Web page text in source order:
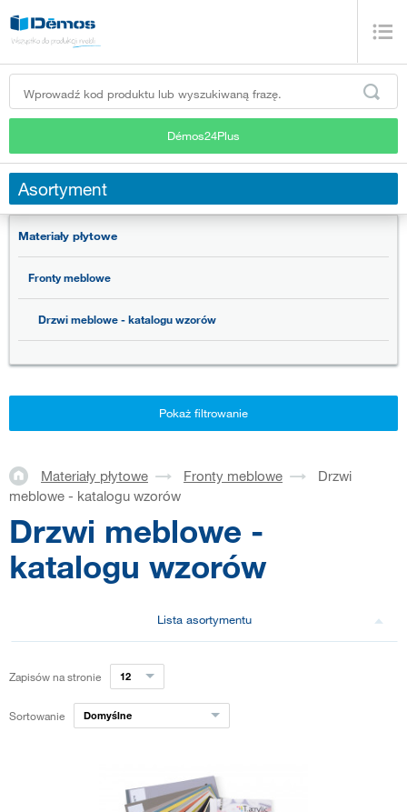
Démos24Plus
Asortyment
Materiały płytowe
Fronty meblowe
Drzwi meblowe - katalogu wzorów
Pokaż filtrowanie
Materiały płytowe Fronty meblowe
Drzwi
meblowe - katalogu wzorów
Drzwi meblowe -
katalogu wzorów
Lista asortymentu
Zapisów na stronie 12
Sortowanie Domyślne